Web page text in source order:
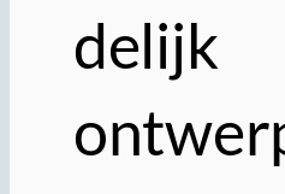
delijk